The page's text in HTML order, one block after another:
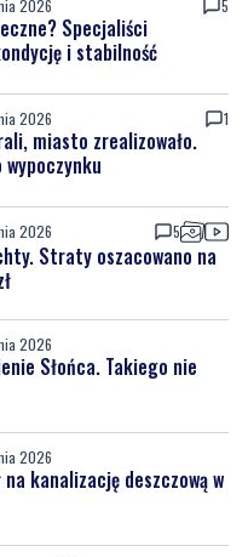
2026 5
Specjaliści
i stabilność
2026 1
miasto zrealizowało.
wypoczynku
2026 5
Straty oszacowano na
2026
Słońca. Takiego nie
2026
na kanalizację deszczową w